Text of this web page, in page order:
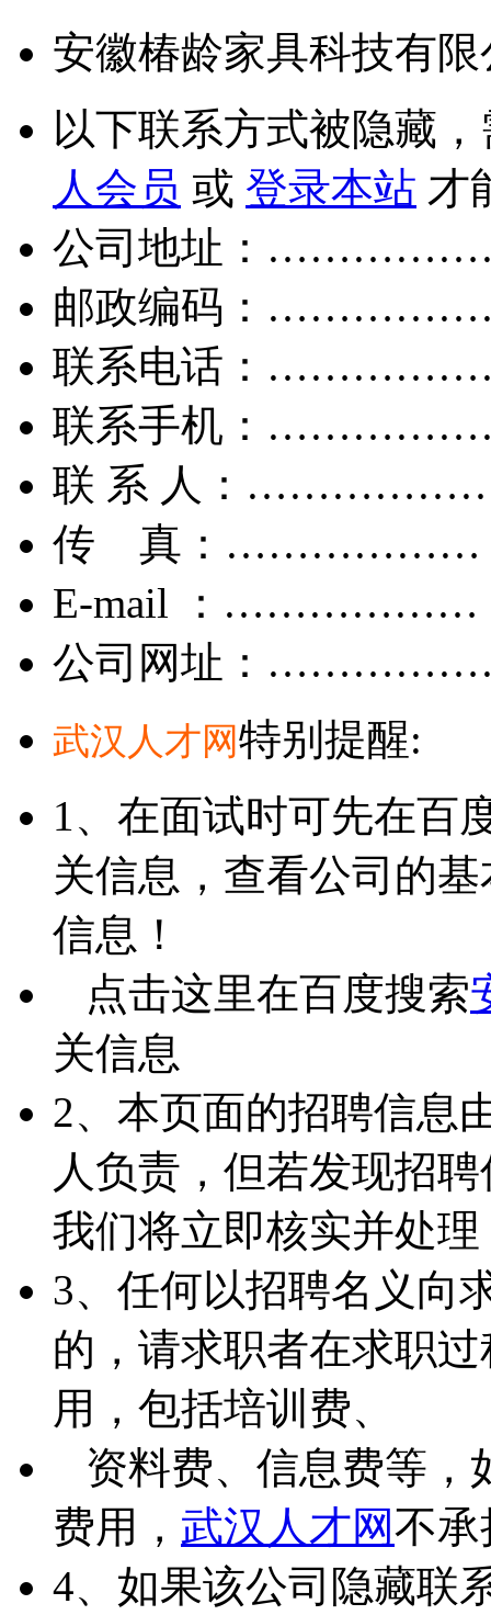
安徽椿龄家具科技有
以下联系方式被隐藏
人会员 或 登录本站 才
公司地址：
邮政编码：
联系电话：
联系手机：
联 系 人：
传 真：………………
E-mail ：………………
公司网址：
武汉人才网特别提醒:
1、在面试时可先在百
关信息，查看公司的
信息！
点击这里在百度搜索
关信息
2、本页面的招聘信息
人负责，但若发现招
我们将立即核实并处理
3、任何以招聘名义向
的，请求职者在求职
用，包括培训费、
资料费、信息费等，
费用， 武汉人才网不承
4、如果该公司隐藏联